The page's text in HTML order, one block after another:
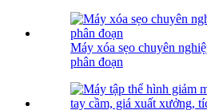
Máy xóa sẹo chuyên
phân đoạn